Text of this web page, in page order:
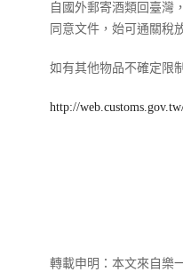
自國外郵寄酒類回臺灣
同意文件，始可通關稅
如有其他物品不確定限
http://
轉載申明：本文來自樂